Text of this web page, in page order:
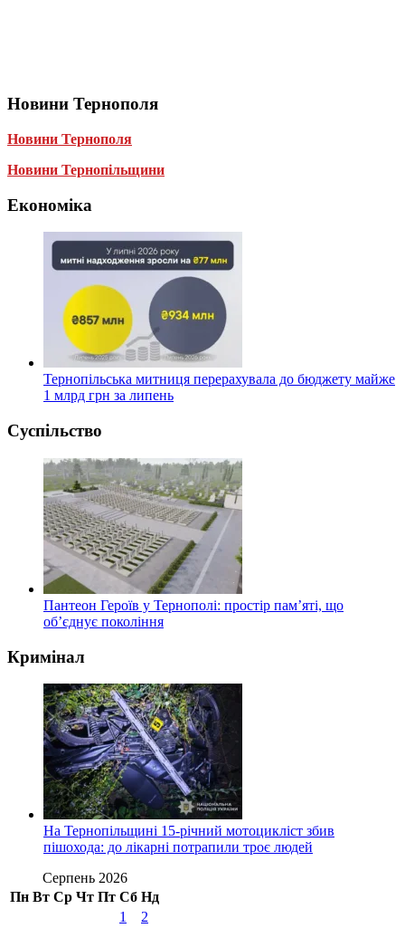
Новини Тернополя
Новини Тернополя
Новини Тернопільщини
Економіка
Тернопільська митниця перерахувала до бюджету майже
1 млрд грн за липень
Суспільство
Пантеон Героїв у Тернополі: простір пам’яті, що
об’єднує покоління
Кримінал
На Тернопільщині 15-річний мотоцикліст збив
пішохода: до лікарні потрапили троє людей
Серпень 2026
Пн Вт Ср Чт Пт Сб Нд
1
2